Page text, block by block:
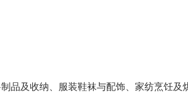
品及收纳、服装鞋袜与配饰、家纺烹饪及